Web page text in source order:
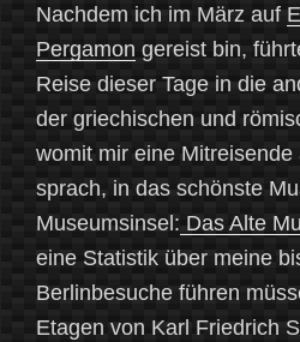
Nachdem ich im März auf
Pergamon gereist bin,
Reise dieser Tage in die
der griechischen und
womit mir eine Mitreisende
sprach, in das schönste
Museumsinsel: Das Alte
eine Statistik über meine
Berlinbesuche führen
Etagen von Karl Friedrich